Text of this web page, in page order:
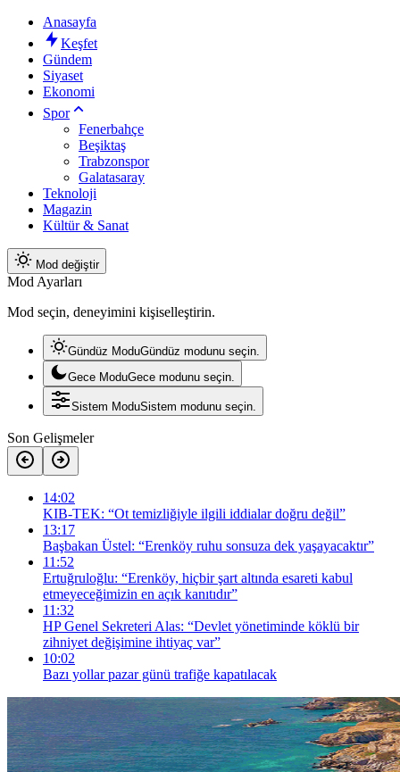
Anasayfa
Keşfet
Gündem
Siyaset
Ekonomi
Spor
Fenerbahçe
Beşiktaş
Trabzonspor
Galatasaray
Teknoloji
Magazin
Kültür & Sanat
Mod değiştir
Mod Ayarları
Mod seçin, deneyimini kişiselleştirin.
Gündüz ModuGündüz modunu seçin.
Gece ModuGece modunu seçin.
Sistem ModuSistem modunu seçin.
Son Gelişmeler
14:02
KIB-TEK: “Ot temizliğiyle ilgili iddialar doğru değil”
13:17
Başbakan Üstel: “Erenköy ruhu sonsuza dek yaşayacaktır”
11:52
Ertuğruloğlu: “Erenköy, hiçbir şart altında esareti kabul
etmeyeceğimizin en açık kanıtıdır”
11:32
HP Genel Sekreteri Alas: “Devlet yönetiminde köklü bir
zihniyet değişimine ihtiyaç var”
10:02
Bazı yollar pazar günü trafiğe kapatılacak